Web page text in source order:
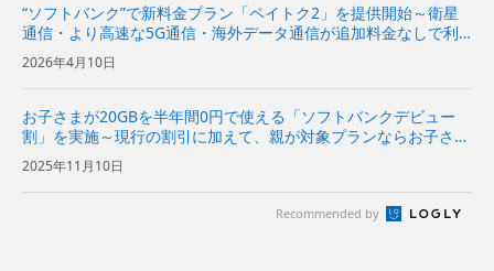
“ソフトバンク”で新料金プラン「ペイトク2」を提供開始～衛星
通信・より高速な5G通信・海外データ通信が追加料金なしで利
用でき、経済圏特典の拡充でPayPayポイント付与率が従来プラ
ンの2倍に～
2026年4月10日
お子さまが20GBを半年間0円で使える「ソフトバンクデビュー
割」を実施～現行の割引に加えて、親が対象プランならお子さま
のスマホデビューがさらにおトクになるキャンペーン～
2025年11月10日
Recommended by